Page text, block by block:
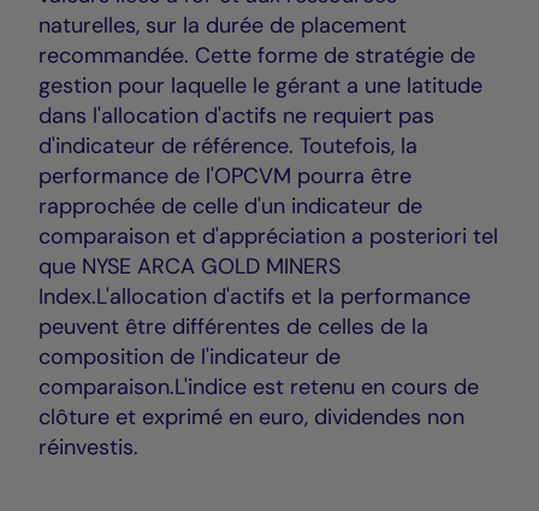
naturelles, sur la durée de placement
recommandée. Cette forme de stratégie de
gestion pour laquelle le gérant a une latitude
dans l'allocation d'actifs ne requiert pas
d'indicateur de référence. Toutefois, la
performance de l'OPCVM pourra être
rapprochée de celle d'un indicateur de
comparaison et d'appréciation a posteriori tel
que NYSE ARCA GOLD MINERS
Index.L'allocation d'actifs et la performance
peuvent être différentes de celles de la
composition de l'indicateur de
comparaison.L'indice est retenu en cours de
clôture et exprimé en euro, dividendes non
réinvestis.